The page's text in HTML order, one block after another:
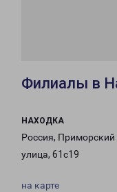
Филиалы в
НАХОДКА
Россия, Приморский
улица, 61с19
на карте